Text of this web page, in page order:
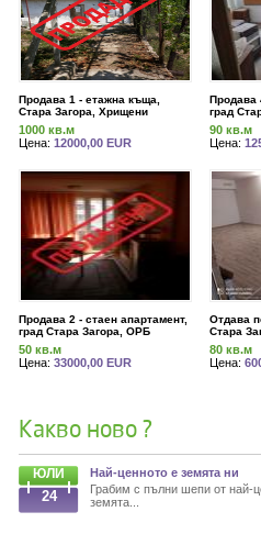
Продава 1 - етажна къща,
Стара Загора, Хрищени
1000 кв.м
Цена: 12000,00 EUR
Продава
град
90 кв.м
Цена:
Продава 2 - стаен апартамент,
град Стара Загора, ОРБ
50 кв.м
Цена: 33000,00 EUR
Отдава
Стара
80 кв.м
Цена:
Какво ново ?
ЮЛИ
24
Най-ценното е земята ни
Грабим с пълни шепи от най-
земята...